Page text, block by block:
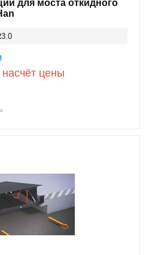
для моста откидного
цены